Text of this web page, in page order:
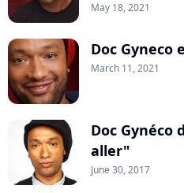
May 18, 2021
Doc Gyneco
March 11, 2021
Doc Gynéco
aller"
June 30, 2017